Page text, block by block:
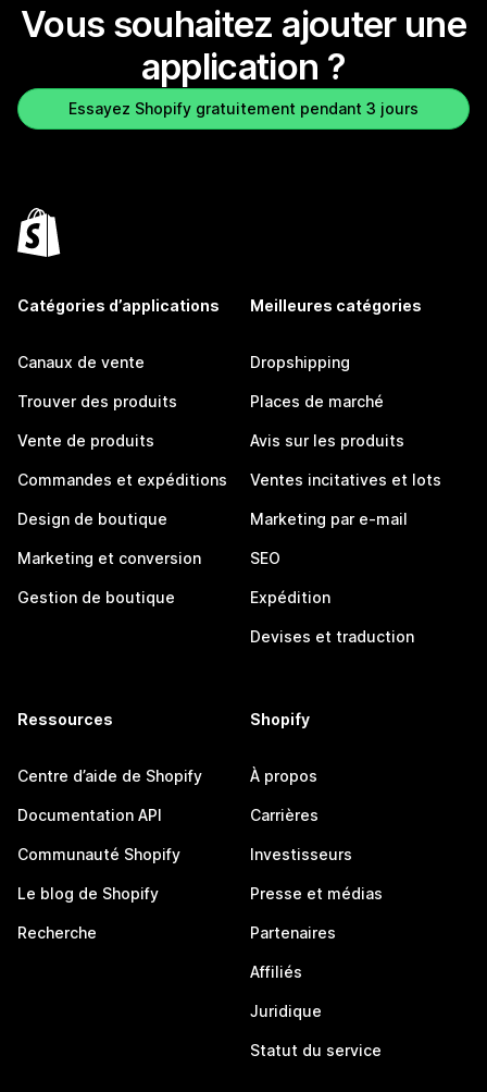
Vous souhaitez ajouter une
application ?
Essayez Shopify gratuitement pendant 3 jours
Catégories d’applications
Canaux de vente
Trouver des produits
Vente de produits
Commandes et expéditions
Design de boutique
Marketing et conversion
Gestion de boutique
Meilleures catégories
Dropshipping
Places de marché
Avis sur les produits
Ventes incitatives et lots
Marketing par e-mail
SEO
Expédition
Devises et traduction
Ressources
Centre d’aide de Shopify
Documentation API
Communauté Shopify
Le blog de Shopify
Recherche
Shopify
À propos
Carrières
Investisseurs
Presse et médias
Partenaires
Affiliés
Juridique
Statut du service